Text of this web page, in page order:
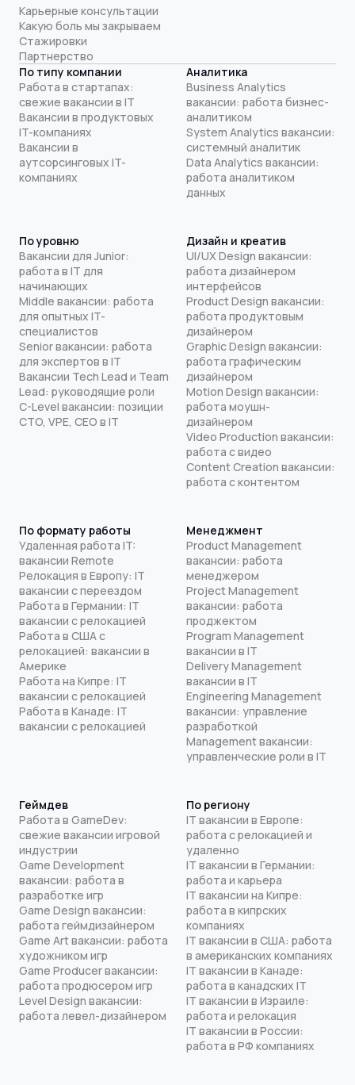
Карьерные консультации
Какую боль мы закрываем
Стажировки
Партнерство
По типу компании
Работа в стартапах:
свежие вакансии в IT
Вакансии в продуктовых
IT-компаниях
Вакансии в
аутсорсинговых IT-
компаниях
Аналитика
Business Analytics
вакансии: работа бизнес-
аналитиком
System Analytics вакансии:
системный аналитик
Data Analytics вакансии:
работа аналитиком
данных
По уровню
Вакансии для Junior:
работа в IT для
начинающих
Middle вакансии: работа
для опытных IT-
специалистов
Senior вакансии: работа
для экспертов в IT
Вакансии Tech Lead и Team
Lead: руководящие роли
C-Level вакансии: позиции
CTO, VPE, CEO в IT
Дизайн и креатив
UI/UX Design вакансии:
работа дизайнером
интерфейсов
Product Design вакансии:
работа продуктовым
дизайнером
Graphic Design вакансии:
работа графическим
дизайнером
Motion Design вакансии:
работа моушн-
дизайнером
Video Production вакансии:
работа с видео
Content Creation вакансии:
работа с контентом
По формату работы
Удаленная работа IT:
вакансии Remote
Релокация в Европу: IT
вакансии с переездом
Работа в Германии: IT
вакансии с релокацией
Работа в США с
релокацией: вакансии в
Америке
Работа на Кипре: IT
вакансии с релокацией
Работа в Канаде: IT
вакансии с релокацией
Менеджмент
Product Management
вакансии: работа
менеджером
Project Management
вакансии: работа
проджектом
Program Management
вакансии в IT
Delivery Management
вакансии в IT
Engineering Management
вакансии: управление
разработкой
Management вакансии:
управленческие роли в IT
Геймдев
Работа в GameDev:
свежие вакансии игровой
индустрии
Game Development
вакансии: работа в
разработке игр
Game Design вакансии:
работа геймдизайнером
Game Art вакансии: работа
художником игр
Game Producer вакансии:
работа продюсером игр
Level Design вакансии:
работа левел-дизайнером
По региону
IT вакансии в Европе:
работа с релокацией и
удаленно
IT вакансии в Германии:
работа и карьера
IT вакансии на Кипре:
работа в кипрских
компаниях
IT вакансии в США: работа
в американских компаниях
IT вакансии в Канаде:
работа в канадских IT
IT вакансии в Израиле:
работа и релокация
IT вакансии в России:
работа в РФ компаниях